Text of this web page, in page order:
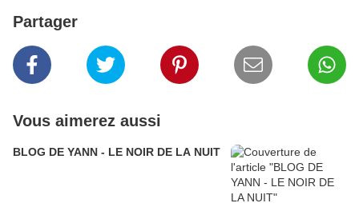
Partager
Vous aimerez aussi
BLOG DE YANN - LE NOIR DE LA NUIT